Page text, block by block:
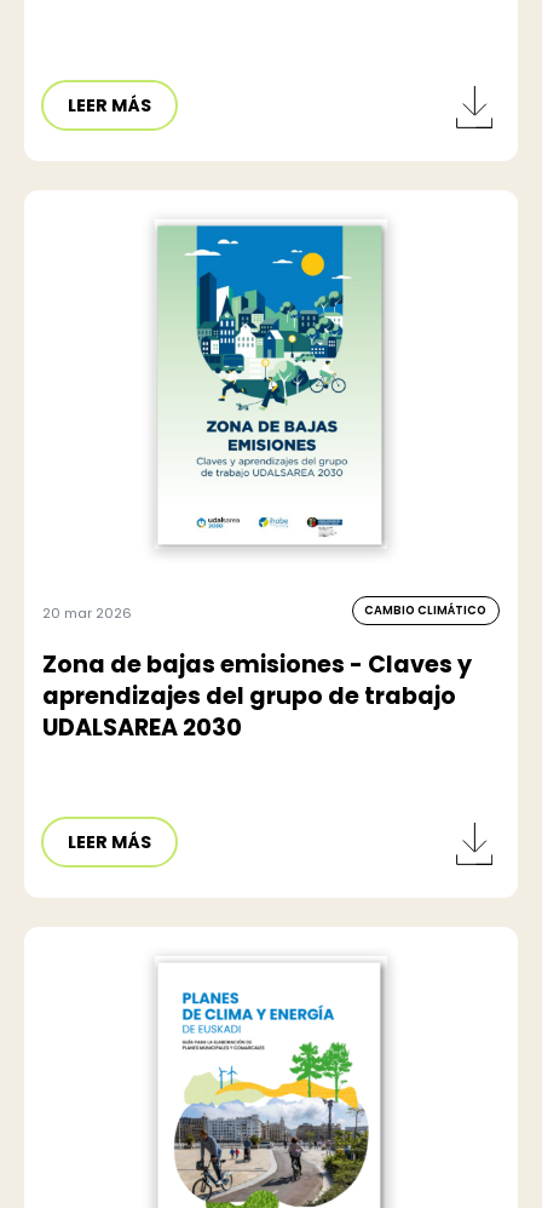
LEER MÁS
20 mar 2026 CAMBIO CLIMÁTICO
Zona de bajas emisiones - Claves y
aprendizajes del grupo de trabajo
UDALSAREA 2030
LEER MÁS